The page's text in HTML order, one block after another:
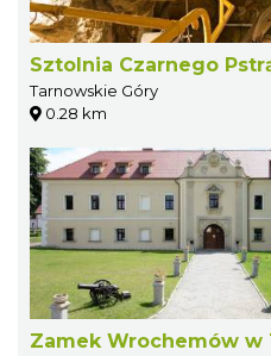
Sztolnia Czarnego
Tarnowskie Góry
0.28 km
Zamek Wrochemów w